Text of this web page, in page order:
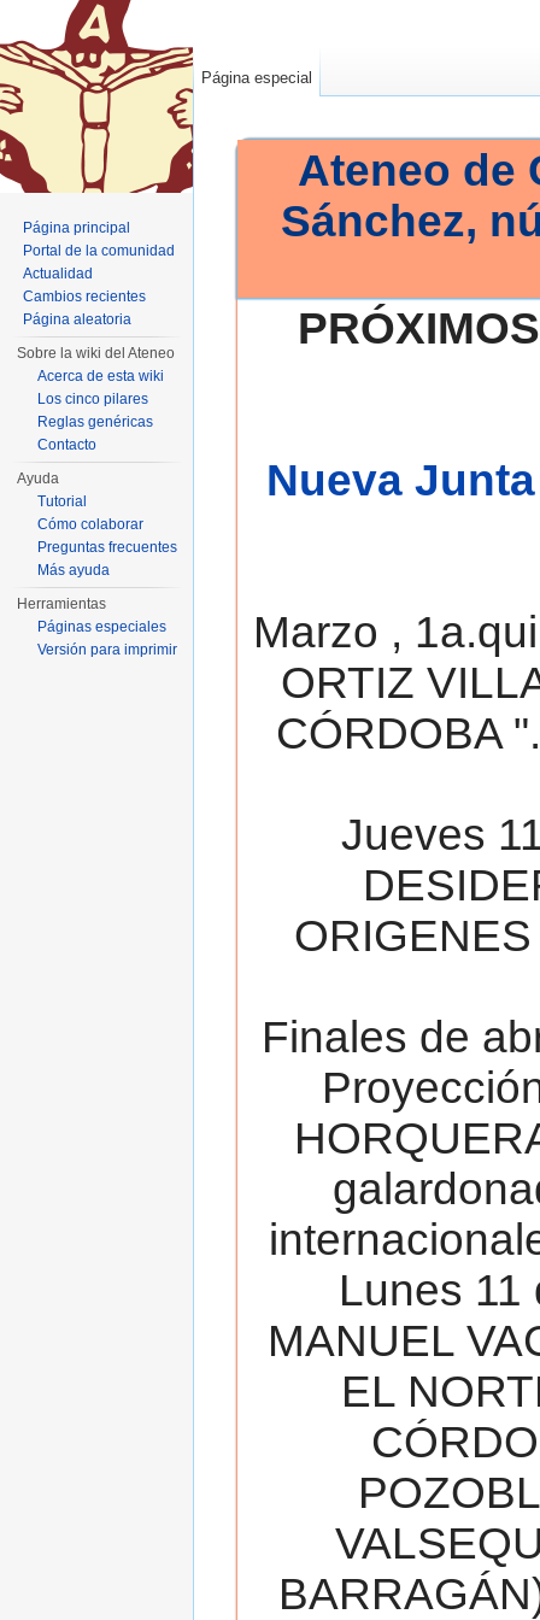
Ateneo de
Sánchez,
Nueva
Marzo ,
ORTIZ
CÓRDOBA
Jueves
Finales de
Lunes 11
MANUEL
EL
Página especial
Página principal
Portal de la comunidad
Actualidad
Cambios recientes
Página aleatoria
Sobre la wiki del Ateneo
Acerca de esta wiki
Los cinco pilares
Reglas genéricas
Contacto
Ayuda
Tutorial
Cómo colaborar
Preguntas frecuentes
Más ayuda
Herramientas
Páginas especiales
Versión para imprimir